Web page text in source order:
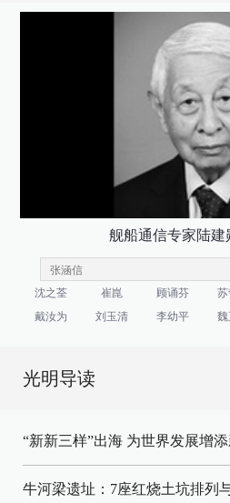
舰船通信专家陆建
沈之荃 崔崑 顾诵芬 苏
戴汝为
刘玉清 李幼平 魏
光明导读
“新新三样”出海 为世界发展增
牛河梁遗址：7座红烧土坑排列